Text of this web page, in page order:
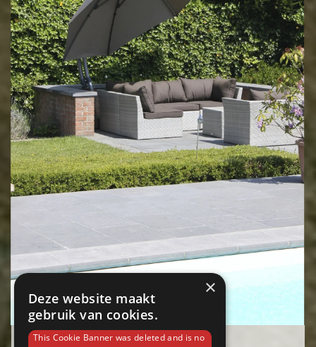
XL parasol 375 cm met voet
×
Deze website maakt
gebruik van cookies.
This Cookie Banner was deleted and is no